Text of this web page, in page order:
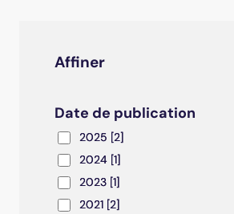
Affiner
Date de publication
20252025 [2]
20242024 [1]
20232023 [1]
20212021 [2]